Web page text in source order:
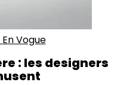
En Vogue
: les designers